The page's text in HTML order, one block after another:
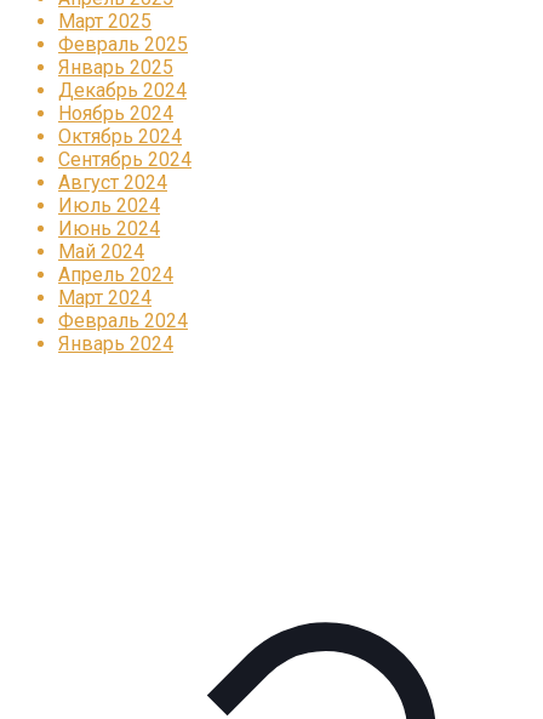
Март 2025
Февраль 2025
Январь 2025
Декабрь 2024
Ноябрь 2024
Октябрь 2024
Сентябрь 2024
Август 2024
Июль 2024
Июнь 2024
Май 2024
Апрель 2024
Март 2024
Февраль 2024
Январь 2024